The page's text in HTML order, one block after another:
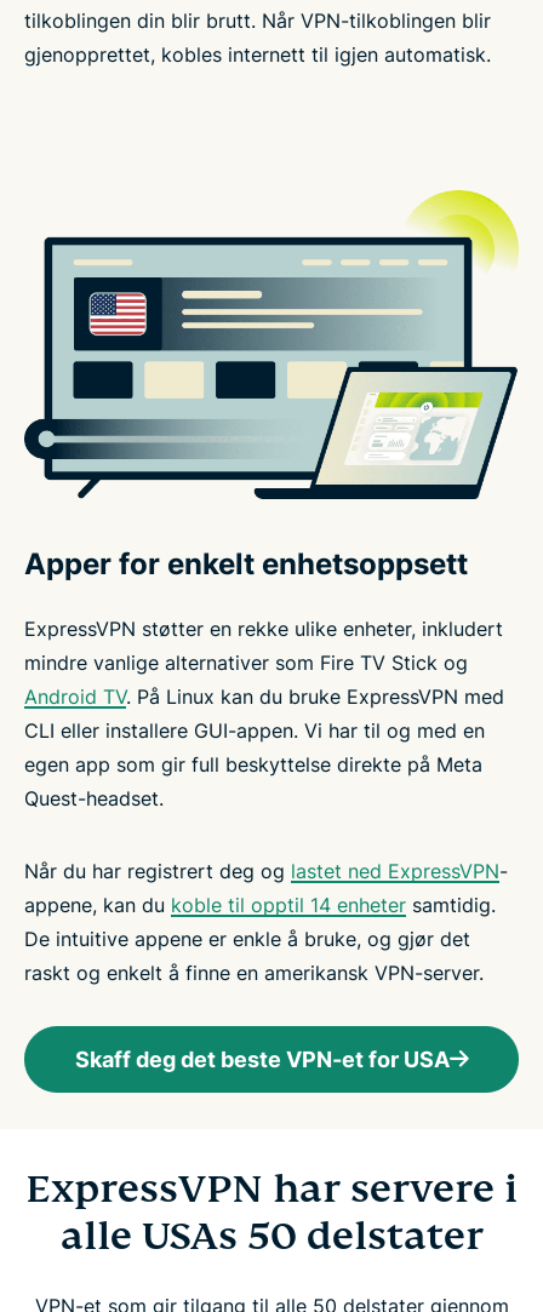
tilkoblingen din blir brutt. Når VPN-tilkoblingen blir
gjenopprettet, kobles internett til igjen automatisk.
Apper for enkelt enhetsoppsett
ExpressVPN støtter en rekke ulike enheter, inkludert
mindre vanlige alternativer som Fire TV Stick og
Android TV. På Linux kan du bruke ExpressVPN med
CLI eller installere GUI-appen. Vi har til og med en
egen app som gir full beskyttelse direkte på Meta
Quest-headset.
Når du har registrert deg og lastet ned ExpressVPN-
appene, kan du koble til opptil 14 enheter samtidig.
De intuitive appene er enkle å bruke, og gjør det
raskt og enkelt å finne en amerikansk VPN-server.
Skaff deg det beste VPN-et for USA
ExpressVPN har servere i
alle USAs 50 delstater
VPN-et som gir tilgang til alle 50 delstater gjennom